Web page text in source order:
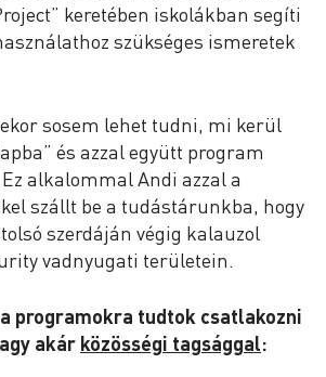
keretében iskolákban segíti
szükséges ismeretek
sosem lehet tudni, mi kerül
és azzal együtt program
alkalommal Andi azzal a
szállt be a tudástárunkba, hogy
szerdáján végig kalauzol
vadnyugati területein.
programokra tudtok csatlakozni
akár közösségi tagsággal: